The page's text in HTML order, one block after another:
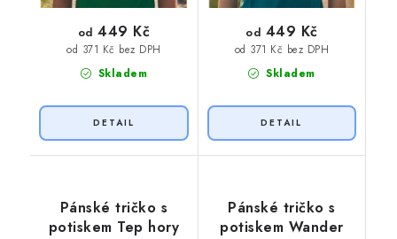
Skladem
od 371 Kč bez DPH
od 449 Kč
Skladem
od 371 Kč bez DPH
od 449 Kč
Pánské tričko s
potiskem Tep hory
Pánské tričko s
potiskem Wander